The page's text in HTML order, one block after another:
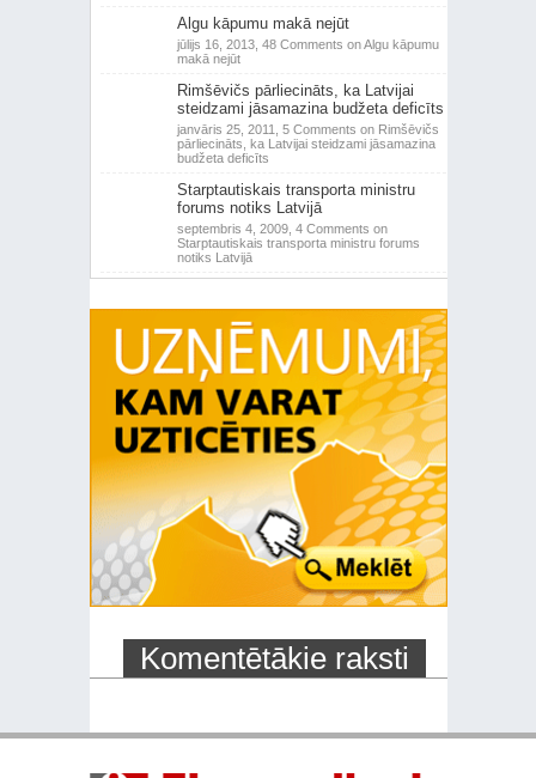
Algu kāpumu makā nejūt
jūlijs 16, 2013, 48 Comments on Algu kāpumu
makā nejūt
Rimšēvičs pārliecināts, ka Latvijai
steidzami jāsamazina budžeta deficīts
janvāris 25, 2011, 5 Comments on Rimšēvičs
pārliecināts, ka Latvijai steidzami jāsamazina
budžeta deficīts
Starptautiskais transporta ministru
forums notiks Latvijā
septembris 4, 2009, 4 Comments on
Starptautiskais transporta ministru forums
notiks Latvijā
Komentētākie raksti